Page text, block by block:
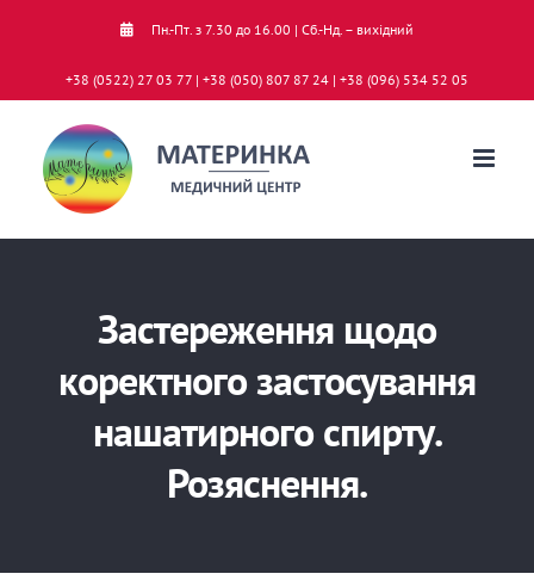
Пн.-Пт. з 7.30 до 16.00 | Сб.-Нд. – вихідний
+38 (0522) 27 03 77 | +38 (050) 807 87 24 | +38 (096) 534 52 05
Застереження щодо
коректного застосування
нашатирного спирту.
Розяснення.